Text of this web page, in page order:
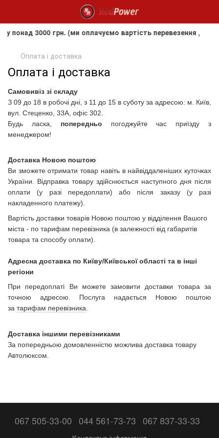
3000 грн. (ми оплачуємо вартість перевезення до
Оплата і доставка
Оплата і доставка
Самовивіз зі складу
З 09 до 18 в робочі дні, з 11 до 15 в суботу за адресою: м. Київ,
вул. Стеценко, 33А, офіс 302.
Будь ласка, попередньо погоджуйте час приїзду з
менеджером!
Доставка Новою поштою
Ви зможете отримати товар навіть в найвіддаленіших куточках
України. Відправка товару здійснюється наступного дня після
оплати (у разі передоплати) або після заказу (у разі
накладенного платежу).
Вартість доставки товарів Новою поштою у відділення Вашого
міста - по тарифам перевізника (в залежності від габаритів
товара та способу оплати).
Адресна доставка по Київу/Київської області та в інші
регіони
При передоплаті Ви можете замовити доставки товара за
точною адресою. Послуга надається Новою поштою
за тарифам перевізника
Доставка іншими перевізниками
За попередньою домовленністю можлива доставка товару
Автолюксом.
067 505-33-00 044 561-73-73 067 837-33-33